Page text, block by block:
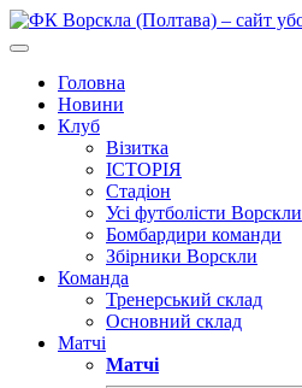
Головна
Новини
Клуб
Візитка
ІСТОРІЯ
Стадіон
Усі футболісти Ворскли
Бомбардири команди
Збірники Ворскли
Команда
Тренерський склад
Основний склад
Матчі
Матчі